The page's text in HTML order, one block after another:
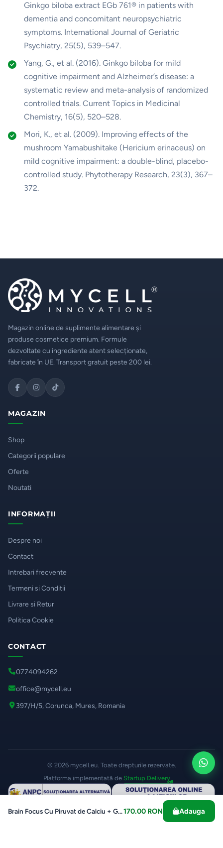
Ginkgo biloba extract EGb 761® in patients with
dementia and concomitant neuropsychiatric
symptoms. International Journal of Geriatric
Psychiatry, 25(5), 539–547.
Yang, G., et al. (2016). Ginkgo biloba for mild
cognitive impairment and Alzheimer’s disease: a
systematic review and meta-analysis of randomized
controlled trials. Current Topics in Medicinal
Chemistry, 16(5), 520–528.
Mori, K., et al. (2009). Improving effects of the
mushroom Yamabushitake (Hericium erinaceus) on
mild cognitive impairment: a double-blind, placebo-
controlled study. Phytotherapy Research, 23(3), 367–
372.
Magazin online de suplimente alimentare și
produse cosmetice premium. Formule
dezvoltate cu ingrediente atent selecționate,
fabricate în UE. Transport gratuit peste 200 lei.
MAGAZIN
Shop
Categorii populare
Oferte
Noutati
INFORMAȚII
Despre noi
Contact
Intrebari frecvente
Termeni si Conditii
Livrare si Retur
Politica Cookie
CONTACT
0774094262
office@mycell.eu
397/H/5, Corunca, Mures, Romania
© 2026 mycell.eu. Toate drepturile rezervate.
Platforma implementată de Startup Delivery
Brain Focus Cu Piruvat de Calciu + Ginkgo Biloba 5000 mg170.00 RON Adauga